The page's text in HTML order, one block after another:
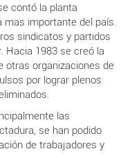
contó la planta
mas importante del país.
sindicatos y partidos
Hacia 1983 se creó la
otras organizaciones de
por lograr plenos
las
se han podido
de trabajadores y